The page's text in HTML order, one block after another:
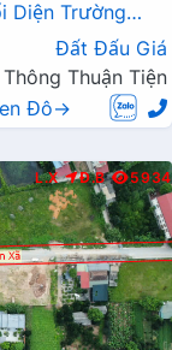
Diện Trường
Đất Đấu Giá
Thuận Tiện
Đô→
L.X Đ.B 5934